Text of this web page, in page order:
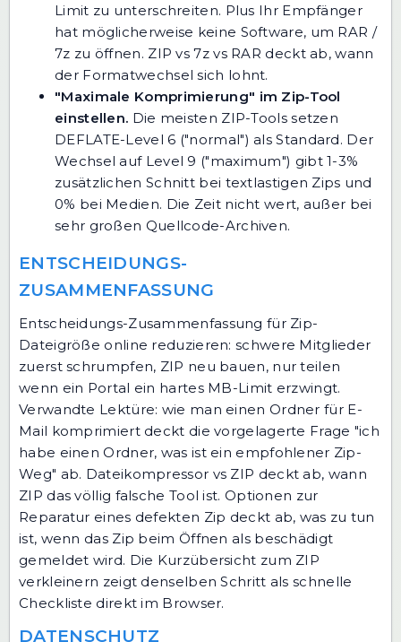
Limit zu unterschreiten. Plus Ihr Empfänger
hat möglicherweise keine Software, um RAR /
7z zu öffnen. ZIP vs 7z vs RAR deckt ab, wann
der Formatwechsel sich lohnt.
"Maximale Komprimierung" im Zip-Tool
einstellen. Die meisten ZIP-Tools setzen
DEFLATE-Level 6 ("normal") als Standard. Der
Wechsel auf Level 9 ("maximum") gibt 1-3%
zusätzlichen Schnitt bei textlastigen Zips und
0% bei Medien. Die Zeit nicht wert, außer bei
sehr großen Quellcode-Archiven.
ENTSCHEIDUNGS-
ZUSAMMENFASSUNG
Entscheidungs-Zusammenfassung für Zip-
Dateigröße online reduzieren: schwere Mitglieder
zuerst schrumpfen, ZIP neu bauen, nur teilen
wenn ein Portal ein hartes MB-Limit erzwingt.
Verwandte Lektüre: wie man einen Ordner für E-
Mail komprimiertdeckt die vorgelagerte Frage "ich
habe einen Ordner, was ist ein empfohlener Zip-
Weg" ab. Dateikompressor vs ZIP deckt ab, wann
ZIP das völlig falsche Tool ist. Optionen zur
Reparatur eines defekten Zip deckt ab, was zu tun
ist, wenn das Zip beim Öffnen als beschädigt
gemeldet wird. Die Kurzübersicht zum ZIP
verkleinern zeigt denselben Schritt als schnelle
Checkliste direkt im Browser.
DATENSCHUTZ